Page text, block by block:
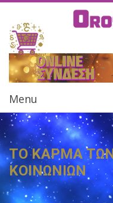
Menu
ΤΟ ΚΑΡΜΑ
ΚΟΙΝΩΝΙΩΝ